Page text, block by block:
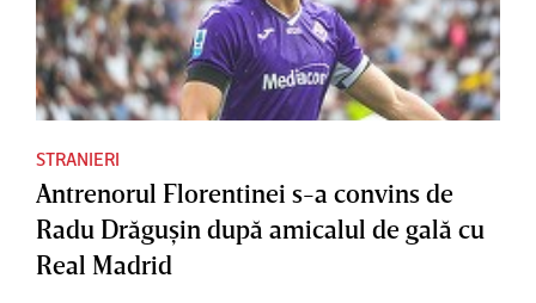
STRANIERI
Antrenorul Florentinei s-a convins de
Radu Drăguşin după amicalul de gală cu
Real Madrid